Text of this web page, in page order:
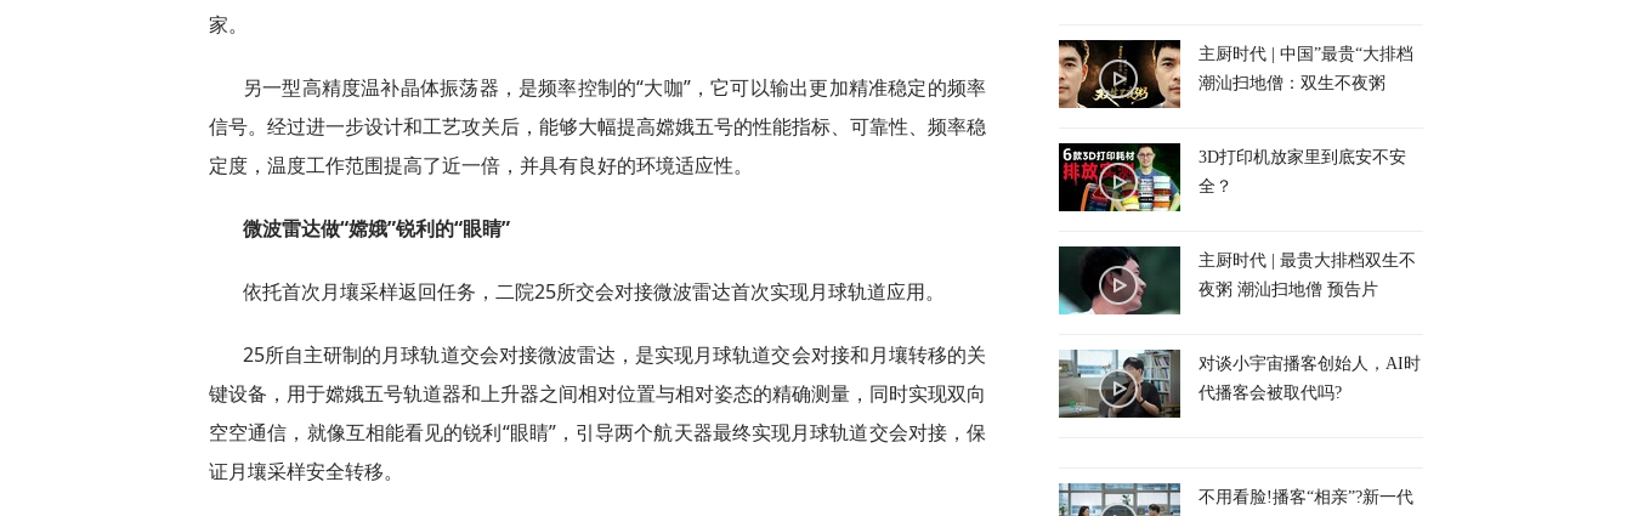
家。
另一型高精度温补晶体振荡器，是频率控制的“大咖”，它可以输出更加精准稳定的频率
信号。经过进一步设计和工艺攻关后，能够大幅提高嫦娥五号的性能指标、可靠性、频率稳
定度，温度工作范围提高了近一倍，并具有良好的环境适应性。
微波雷达做“嫦娥”锐利的“眼睛”
依托首次月壤采样返回任务，二院25所交会对接微波雷达首次实现月球轨道应用。
25所自主研制的月球轨道交会对接微波雷达，是实现月球轨道交会对接和月壤转移的关
键设备，用于嫦娥五号轨道器和上升器之间相对位置与相对姿态的精确测量，同时实现双向
空空通信，就像互相能看见的锐利“眼睛”，引导两个航天器最终实现月球轨道交会对接，保
证月壤采样安全转移。
主厨时代 | 中国”最贵“大排档
潮汕扫地僧：双生不夜粥
3D打印机放家里到底安不安
全？
主厨时代 | 最贵大排档双生不
夜粥 潮汕扫地僧 预告片
对谈小宇宙播客创始人，AI时
代播客会被取代吗?
不用看脸!播客“相亲”?新一代